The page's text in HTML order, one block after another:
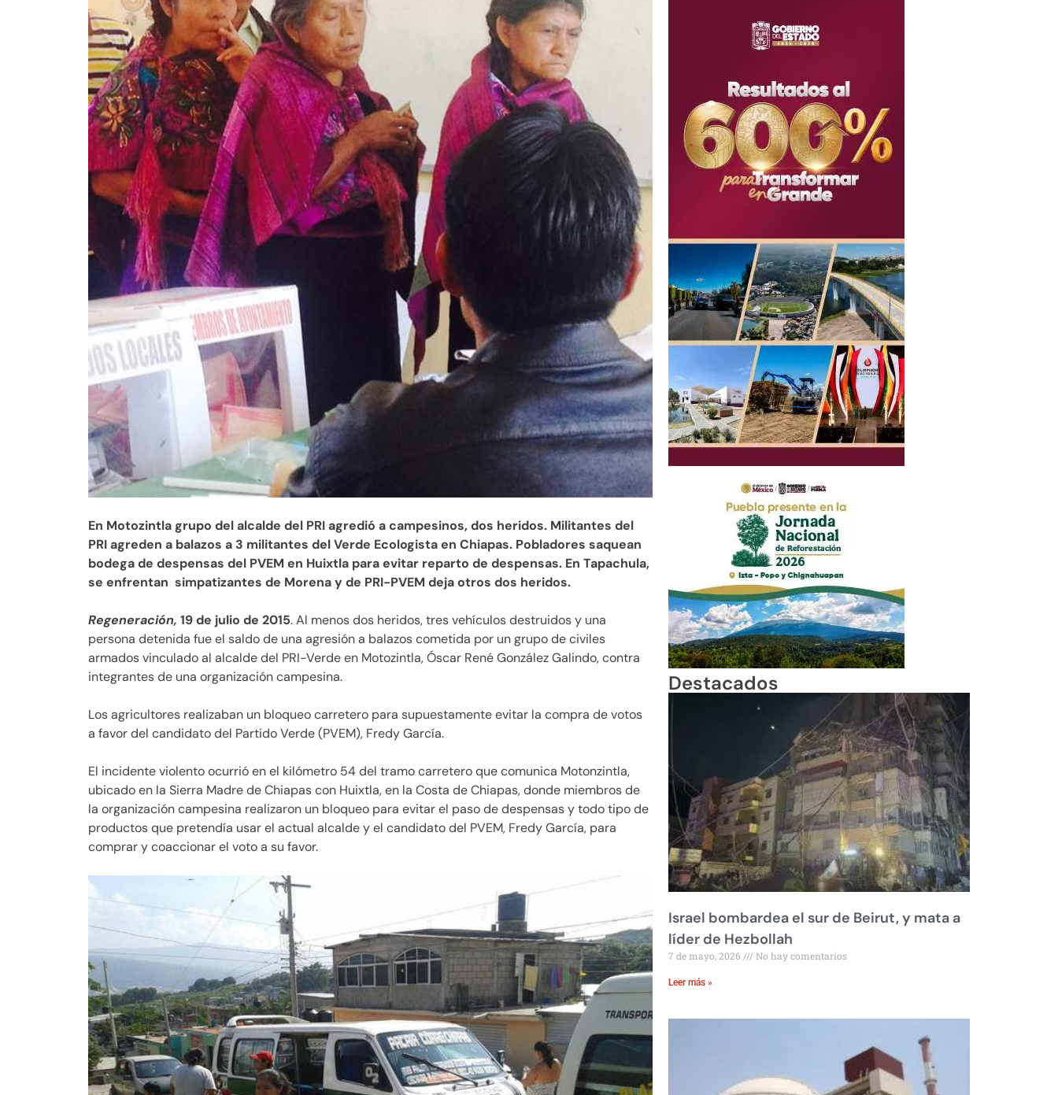
En Motozintla grupo del alcalde del PRI agredió a campesinos, dos heridos. Militantes del
PRI agreden a balazos a 3 militantes del Verde Ecologista en Chiapas. Pobladores saquean
bodega de despensas del PVEM en Huixtla para evitar reparto de despensas. En Tapachula,
se enfrentan simpatizantes de Morena y de PRI-PVEM deja otros dos heridos.
Regeneración, 19 de julio de 2015. Al menos dos heridos, tres vehículos destruidos y una
persona detenida fue el saldo de una agresión a balazos cometida por un grupo de civiles
armados vinculado al alcalde del PRI-Verde en Motozintla, Óscar René González Galindo, contra
integrantes de una organización campesina.
Los agricultores realizaban un bloqueo carretero para supuestamente evitar la compra de votos
a favor del candidato del Partido Verde (PVEM), Fredy García.
El incidente violento ocurrió en el kilómetro 54 del tramo carretero que comunica Motonzintla,
ubicado en la Sierra Madre de Chiapas con Huixtla, en la Costa de Chiapas, donde miembros de
la organización campesina realizaron un bloqueo para evitar el paso de despensas y todo tipo de
productos que pretendía usar el actual alcalde y el candidato del PVEM, Fredy García, para
comprar y coaccionar el voto a su favor.
Destacados
Israel bombardea el sur de Beirut, y mata a
líder de Hezbollah
7 de mayo, 2026 No hay comentarios
Leer más »